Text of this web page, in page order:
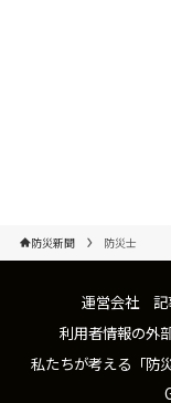
防災新聞 防災士
運営会社
利用者情報の外
私たちが考える「防災